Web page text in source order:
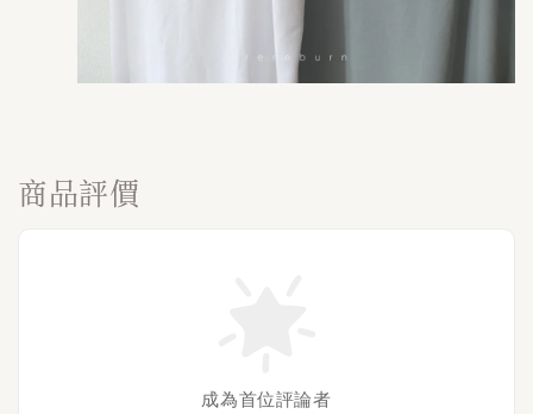
商品評價
成為首位評論者